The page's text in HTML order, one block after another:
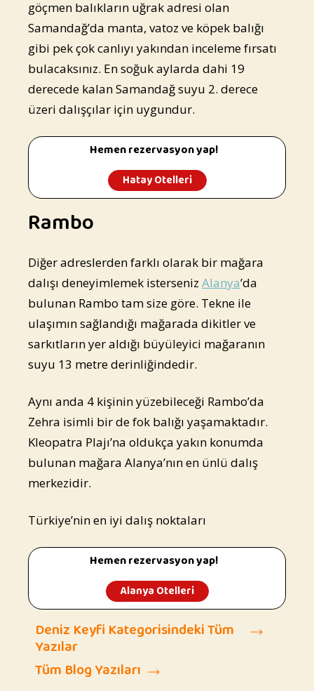
göçmen balıkların uğrak adresi olan
Samandağ’da manta, vatoz ve köpek balığı
gibi pek çok canlıyı yakından inceleme fırsatı
bulacaksınız. En soğuk aylarda dahi 19
derecede kalan Samandağ suyu 2. derece
üzeri dalışçılar için uygundur.
Hemen rezervasyon yap!
Hatay Otelleri
Rambo
Diğer adreslerden farklı olarak bir mağara
dalışı deneyimlemek isterseniz Alanya’da
bulunan Rambo tam size göre. Tekne ile
ulaşımın sağlandığı mağarada dikitler ve
sarkıtların yer aldığı büyüleyici mağaranın
suyu 13 metre derinliğindedir.
Aynı anda 4 kişinin yüzebileceği Rambo’da
Zehra isimli bir de fok balığı yaşamaktadır.
Kleopatra Plajı’na oldukça yakın konumda
bulunan mağara Alanya’nın en ünlü dalış
merkezidir.
Türkiye’nin en iyi dalış noktaları
Hemen rezervasyon yap!
Alanya Otelleri
Deniz Keyfi Kategorisindeki Tüm
Yazılar
Tüm Blog Yazıları